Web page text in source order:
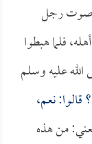
صوت رجل
فلما هبطوا
عليه وسلم
قالوا: نعم،
من هذه